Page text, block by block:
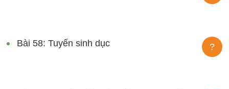
Bài 58: Tuyến sinh dục ?